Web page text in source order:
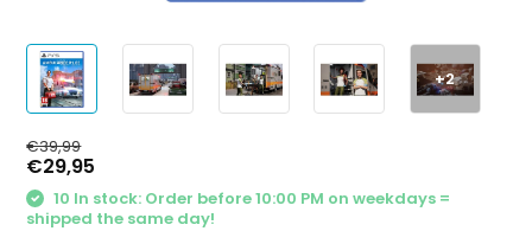
+2
€39,99
€29,95
10 In stock: Order before 10:00 PM on weekdays =
shipped the same day!